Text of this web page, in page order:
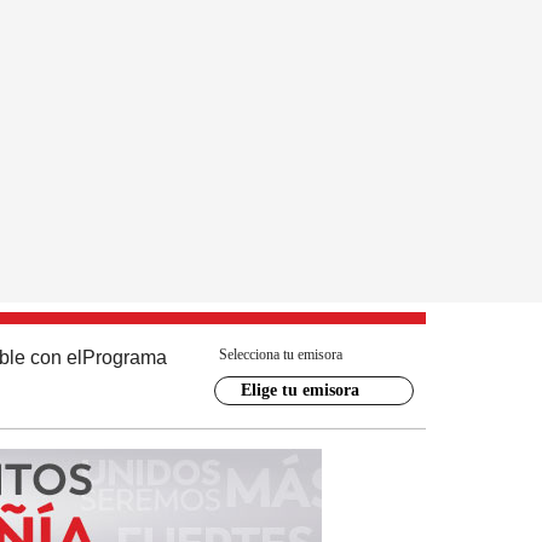
con el Programa Selecciona tu emisora
Elige tu emisora